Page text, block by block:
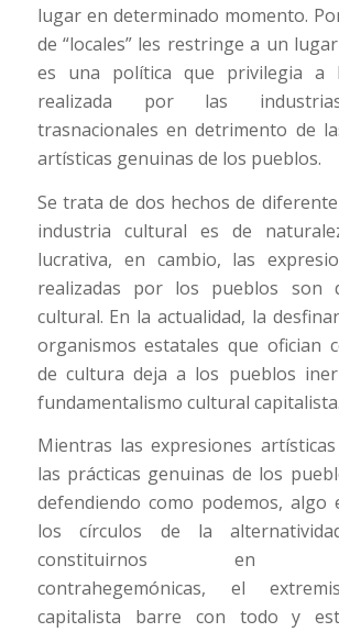
lugar en determinado momento.
de “locales” les restringe a un
es una política que privilegia a
realizada por las
trasnacionales en detrimento de
artísticas genuinas de los pueblos.
Se trata de dos hechos de
industria cultural es de
lucrativa, en cambio, las
realizadas por los pueblos son
cultural. En la actualidad, la
organismos estatales que ofician
de cultura deja a los pueblos
fundamentalismo cultural capitalista.
Mientras las expresiones
las prácticas genuinas de los
defendiendo como podemos, algo
los círculos de la
constituirnos en
contrahegemónicas, el
capitalista barre con todo y